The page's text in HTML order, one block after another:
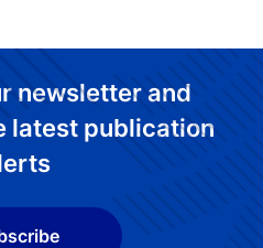
newsletter and
latest publication